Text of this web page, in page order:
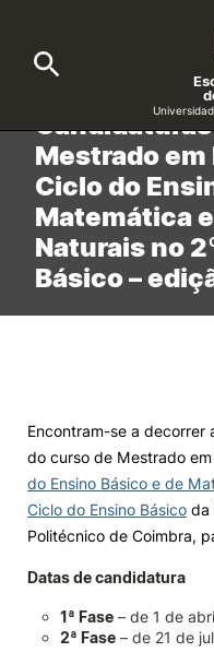
A ESEC
Cursos
Candidatos
Alunos
Knowledge Factory
Search
Formative Offer
Mestrado em
Ciclo do
Matemática
Naturais no
Básico –
Candidaturas
Encontram-se a decorrer
do curso de Mestrado
do Ensino Básico e de
Ciclo do Ensino Básico da
Politécnico de Coimbra,
Datas de candidatura
1ª Fase – de 1 de
2ª Fase – de 21 de